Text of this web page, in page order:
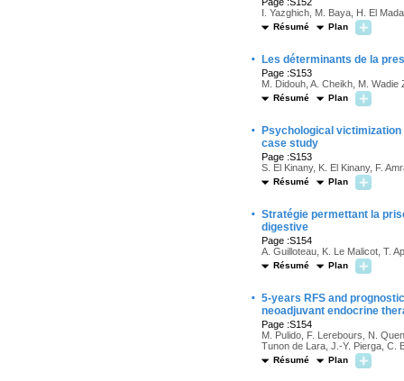
I. Yazghich, M. Baya, H. El
Résumé Plan
· Les déterminants de la
Page :S153
M. Didouh, A. Cheikh, M. Wadie
Résumé Plan
·
Psychological
case study
Page :S153
S. El Kinany, K. El Kinany, F.
Résumé Plan
· Stratégie permettant la
digestive
Page :S154
A. Guilloteau, K. Le Malicot, T.
Résumé Plan
· 5-years RFS and
neoadjuvant endocrine
Page :S154
M. Pulido, F. Lerebours, N.
Tunon de Lara, J.-Y. Pierga, C.
Résumé Plan